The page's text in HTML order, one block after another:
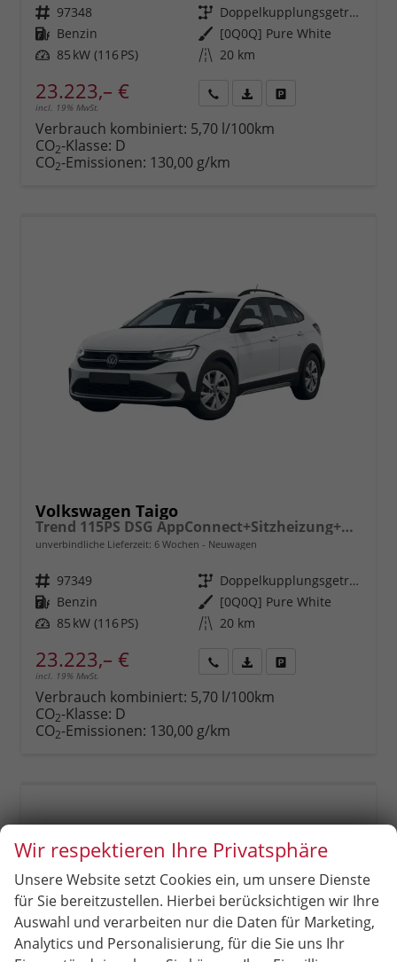
Fahrzeugnr. 97348 Getriebe
Doppelkupplungsgetriebe (DSG)
Kraftstoff Benzin Außenfarbe [0Q0Q] Pure White
Leistung 85 kW (116 PS) Kilometerstand 20 km
23.223,– €
incl. 19% MwSt.
anfordern
Datei,
Verbrauch kombiniert: 5,70 l/100km
CO2-Klasse: D
CO2-Emissionen: 130,00 g/km
Volkswagen Taigo
Trend 115PS DSG AppConnect+Sitzheizung+PDC+Alu16+LED+DAB+FrontAssist
unverbindliche Lieferzeit: 6 Wochen Neuwagen
Fahrzeugnr. 97349 Getriebe
Doppelkupplungsgetriebe (DSG)
Kraftstoff Benzin Außenfarbe [0Q0Q] Pure White
Leistung 85 kW (116 PS) Kilometerstand 20 km
23.223,– €
incl. 19% MwSt.
anfordern
Datei,
Verbrauch kombiniert: 5,70 l/100km
CO2-Klasse: D
CO2-Emissionen: 130,00 g/km
Wir respektieren Ihre Privatsphäre
Unsere Website setzt Cookies ein, um unsere Dienste
für Sie bereitzustellen. Hierbei berücksichtigen wir Ihre
Auswahl und verarbeiten nur die Daten für Marketing,
Analytics und Personalisierung, für die Sie uns Ihr